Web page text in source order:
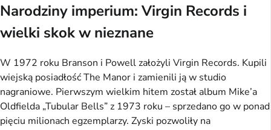
Narodziny imperium: Virgin Records i
wielki skok w nieznane
W 1972 roku Branson i Powell założyli Virgin Records. Kupili
wiejską posiadłość The Manor i zamienili ją w studio
nagraniowe. Pierwszym wielkim hitem został album Mike’a
Oldfielda „Tubular Bells” z 1973 roku – sprzedano go w ponad
pięciu milionach egzemplarzy. Zyski pozwoliły na